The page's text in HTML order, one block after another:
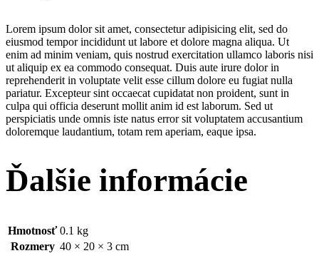
Lorem ipsum dolor sit amet, consectetur adipisicing elit, sed do
eiusmod tempor incididunt ut labore et dolore magna aliqua. Ut
enim ad minim veniam, quis nostrud exercitation ullamco laboris nisi
ut aliquip ex ea commodo consequat. Duis aute irure dolor in
reprehenderit in voluptate velit esse cillum dolore eu fugiat nulla
pariatur. Excepteur sint occaecat cupidatat non proident, sunt in
culpa qui officia deserunt mollit anim id est laborum. Sed ut
perspiciatis unde omnis iste natus error sit voluptatem accusantium
doloremque laudantium, totam rem aperiam, eaque ipsa.
Ďalšie informácie
Hmotnosť 0.1 kg
Rozmery 40 × 20 × 3 cm